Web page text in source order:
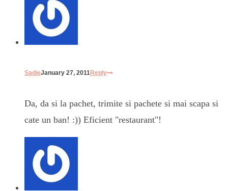
SadieJanuary 27, 2011Reply
Da, da si la pachet, trimite si pachete si mai scapa si
cate un ban! :)) Eficient "restaurant"!